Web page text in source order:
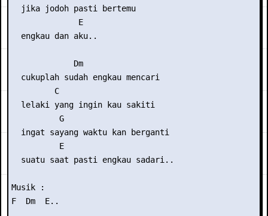
  jika jodoh pasti bertemu
              E
  engkau dan aku..
             Dm
  cukuplah sudah engkau mencari
         C
  lelaki yang ingin kau sakiti
          G
  ingat sayang waktu kan berganti
          E
  suatu saat pasti engkau sadari..
Musik :
F  Dm  E..